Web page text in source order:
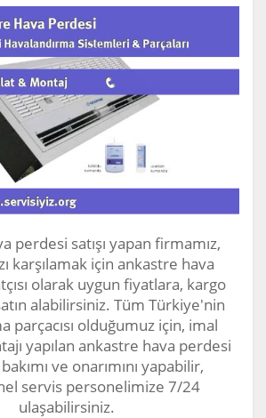
perdesi satışı yapan firmamız,
karşılamak için ankastre hava
olarak uygun fiyatlara, kargo
alabilirsiniz. Tüm Türkiye'nin
parçacısı olduğumuz için, imal
yapılan ankastre hava perdesi
ve onarımını yapabilir,
servis personelimize 7/24
ulaşabilirsiniz.